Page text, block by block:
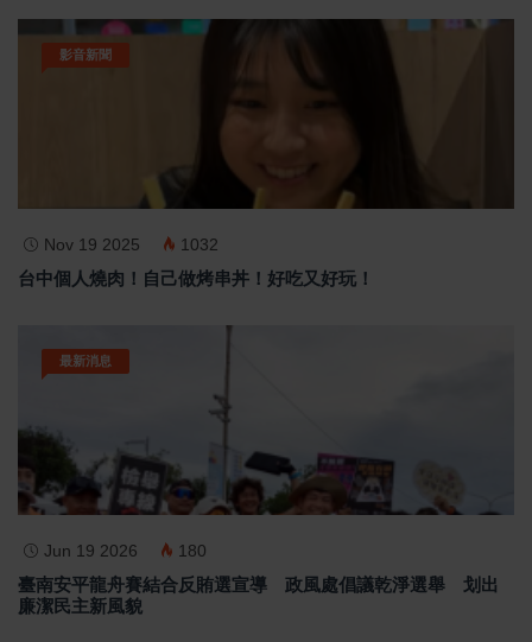
影音新聞
Nov 19 2025 1032
台中個人燒肉！自己做烤串丼！好吃又好玩！
最新消息
Jun 19 2026 180
臺南安平龍舟賽結合反賄選宣導 政風處倡議乾淨選舉 划出
廉潔民主新風貌